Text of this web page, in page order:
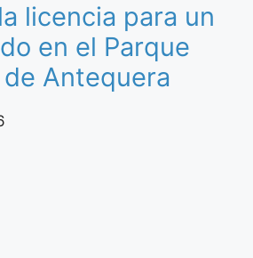
licencia para un
en el Parque
Antequera